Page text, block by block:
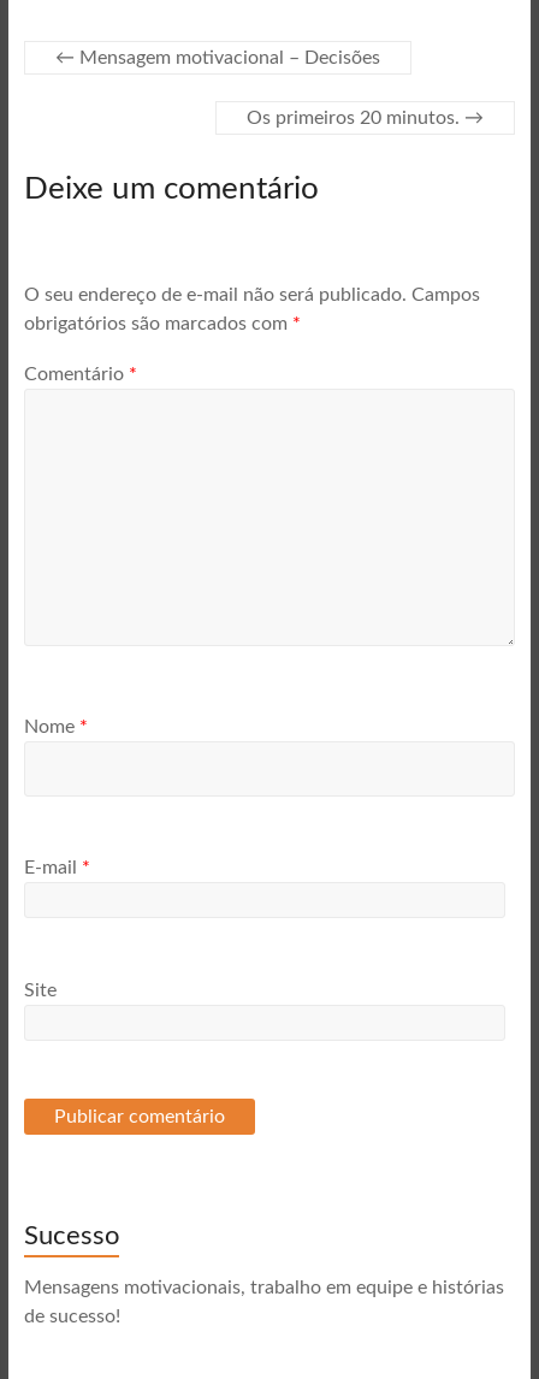
← Mensagem motivacional – Decisões
Os primeiros 20 minutos. →
Deixe um comentário
O seu endereço de e-mail não será publicado. Campos
obrigatórios são marcados com *
Comentário *
Nome *
E-mail *
Site
Sucesso
Mensagens motivacionais, trabalho em equipe e histórias
de sucesso!